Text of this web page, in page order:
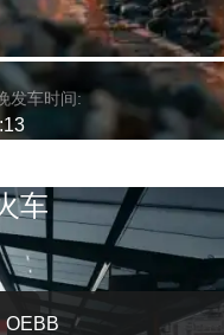
发车时间:
车
OEBB